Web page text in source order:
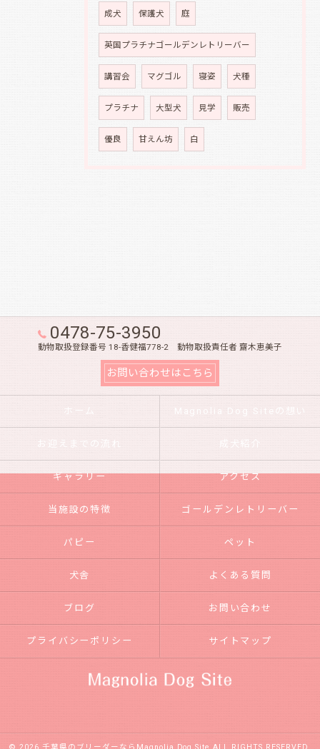
成犬 保護犬 庭
英国プラチナゴールデンレトリーバー
講習会 マグゴル 寝姿 犬種
プラチナ 大型犬 見学 販売
優良 甘えん坊 白
0478-75-3950
動物取扱登録番号 18-香健福778-2 動物取扱責任者 齋木恵美子
お問い合わせはこちら
ホーム Magnolia Dog Siteの想い
お迎えまでの流れ 成犬紹介
ギャラリー アクセス
当施設の特徴 ゴールデンレトリーバー
パピー ペット
犬舎 よくある質問
ブログ お問い合わせ
プライバシーポリシー サイトマップ